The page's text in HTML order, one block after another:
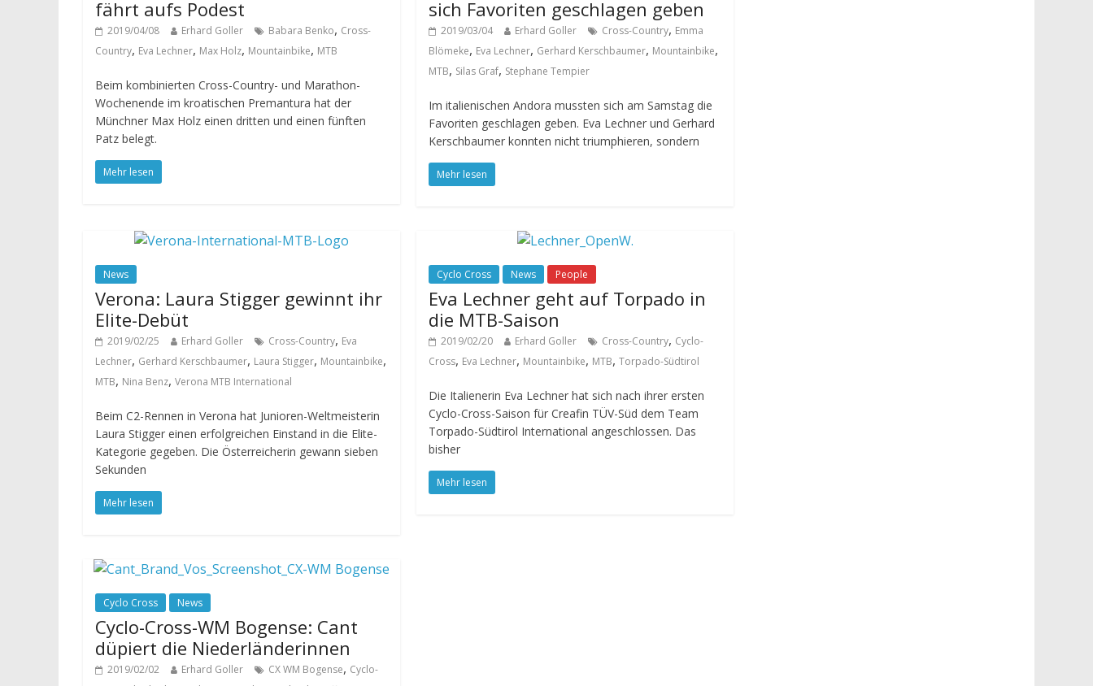
fährt aufs Podest
2019/04/08 Erhard Goller Babara Benko, Cross-
Country, Eva Lechner, Max Holz, Mountainbike, MTB
Beim kombinierten Cross-Country- und Marathon-
Wochenende im kroatischen Premantura hat der
Münchner Max Holz einen dritten und einen fünften
Patz belegt.
Mehr lesen
sich Favoriten geschlagen geben
2019/03/04 Erhard Goller Cross-Country, Emma
Blömeke, Eva Lechner, Gerhard Kerschbaumer, Mountainbike,
MTB, Silas Graf, Stephane Tempier
Im italienischen Andora mussten sich am Samstag die
Favoriten geschlagen geben. Eva Lechner und Gerhard
Kerschbaumer konnten nicht triumphieren, sondern
Mehr lesen
News
Verona: Laura Stigger gewinnt ihr
Elite-Debüt
2019/02/25 Erhard Goller Cross-Country, Eva
Lechner, Gerhard Kerschbaumer, Laura Stigger, Mountainbike,
MTB, Nina Benz, Verona MTB International
Beim C2-Rennen in Verona hat Junioren-Weltmeisterin
Laura Stigger einen erfolgreichen Einstand in die Elite-
Kategorie gegeben. Die Österreicherin gewann sieben
Sekunden
Mehr lesen
Cyclo Cross News People
Eva Lechner geht auf Torpado in
die MTB-Saison
2019/02/20 Erhard Goller Cross-Country, Cyclo-
Cross, Eva Lechner, Mountainbike, MTB,Torpado-Südtirol
Die Italienerin Eva Lechner hat sich nach ihrer ersten
Cyclo-Cross-Saison für Creafin TÜV-Süd dem Team
Torpado-Südtirol International angeschlossen. Das
bisher
Mehr lesen
Cyclo Cross News
Cyclo-Cross-WM Bogense: Cant
düpiert die Niederländerinnen
2019/02/02 Erhard Goller CX WM Bogense, Cyclo-